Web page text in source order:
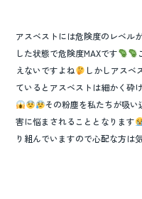
アスベストには危険度のレベル
した状態で危険度MAXです
えないですよね
しかしアスベ
ているとアスベストは細かく砕
その粉塵を私たちが吸
害に悩まされることとなります
り組んでいますので心配な方は